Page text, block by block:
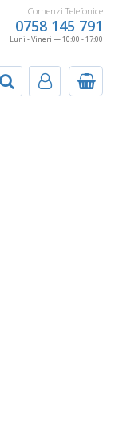
Comenzi Telefonice
0758 145 791
Luni - Vineri — 10:00 - 17:00